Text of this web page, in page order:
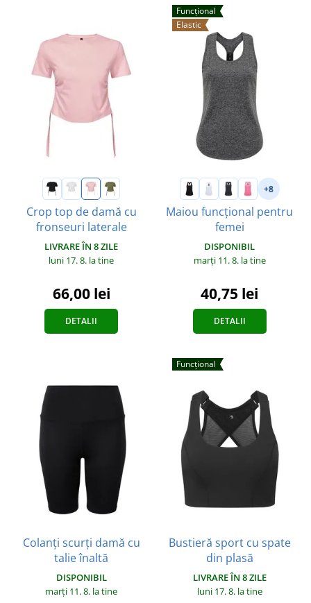
Crop top de damă cu
fronseuri laterale
LIVRARE ÎN 8 ZILE
luni 17. 8. la tine
66,00 lei
DETALII
Funcțional
Elastic
+8
Maiou funcțional pentru
femei
DISPONIBIL
marți 11. 8. la tine
40,75 lei
DETALII
Colanți scurți damă cu
talie înaltă
DISPONIBIL
marți 11. 8. la tine
Funcțional
Bustieră sport cu spate
din plasă
LIVRARE ÎN 8 ZILE
luni 17. 8. la tine